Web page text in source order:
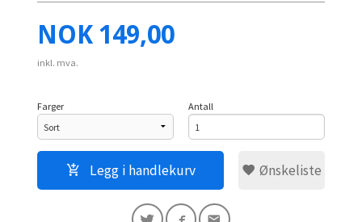
Pris
NOK 149,00
inkl. mva.
Farger Antall
Legg i handlekurv Ønskeliste